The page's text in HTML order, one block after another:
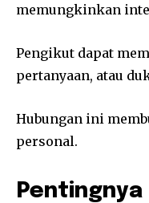
memungkinkan
Pengikut dapat
pertanyaan, atau
Hubungan ini
personal.